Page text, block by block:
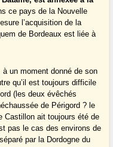
ce pays de la Nouvelle
l’acquisition de la
de Bordeaux est liée à
un moment donné de son
qu’il est toujours difficile
(les deux évêchés
de Périgord ? le
Castillon ait toujours été de
pas le cas des environs de
par la Dordogne du